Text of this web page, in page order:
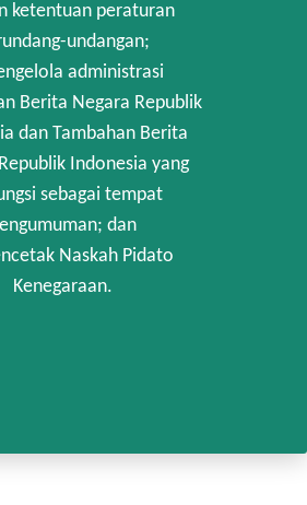
ketentuan peraturan
undangan;
administrasi
Berita Negara Republik
dan Tambahan Berita
Indonesia yang
sebagai tempat
dan
Naskah Pidato
Kenegaraan.